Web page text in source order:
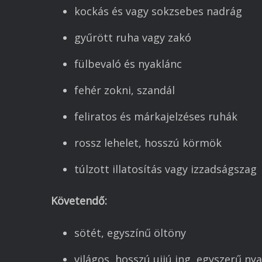
kockás és vagy sokzsebes nadrág
gyűrött ruha vagy zakó
fülbevaló és nyaklánc
fehér zokni, szandál
feliratos és márkajelzéses ruhák
rossz lehelet, hosszú körmök
túlzott illatosítás vagy izzadságszag
Követendő:
sötét, egyszínű öltöny
világos, hosszú ujjú ing, egyszerű